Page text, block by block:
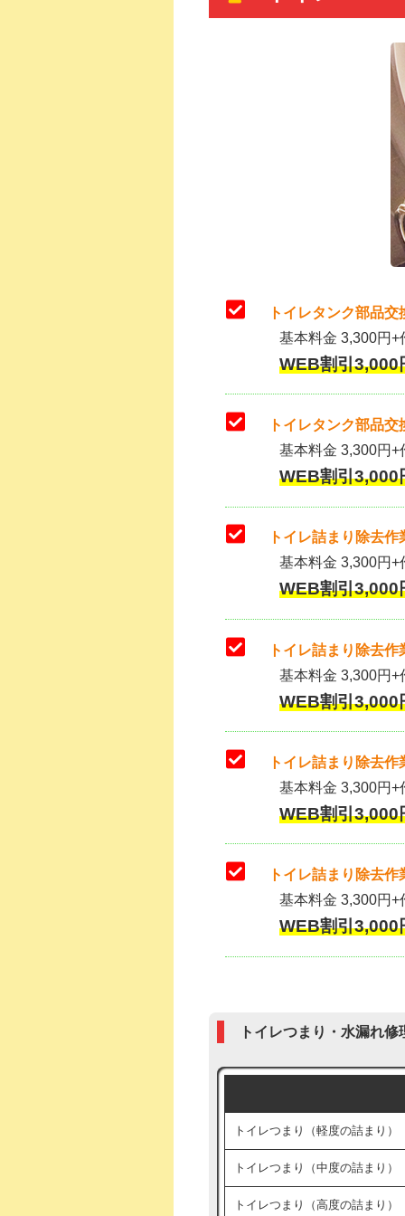
トイレタンク部品
基本料金 3,300円
WEB割引3,000
トイレタンク部品
基本料金 3,300円+
WEB割引3,000
トイレ詰まり除去作
基本料金 3,300円+
WEB割引3,000
トイレ詰まり除去
基本料金 3,300円+
WEB割引3,000
トイレ詰まり除去
基本料金 3,300円+
WEB割引3,000
トイレ詰まり除去
基本料金 3,300円+
WEB割引3,000
トイレつまり・水漏れ
トイレつまり（軽度の詰まり）
トイレつまり（中度の詰まり）
トイレつまり（高度の詰まり）